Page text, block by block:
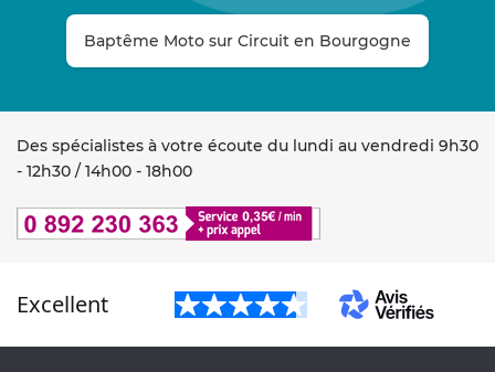
Baptême Moto sur Circuit en Bourgogne
Des spécialistes à votre écoute du lundi au vendredi 9h30
- 12h30 / 14h00 - 18h00
Excellent